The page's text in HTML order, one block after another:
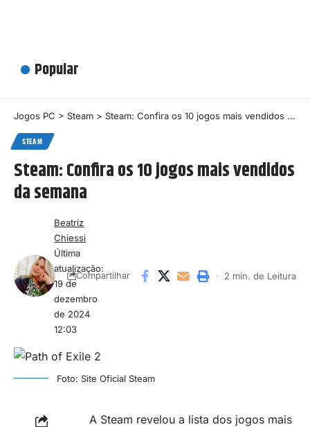
Popular
Jogos PC > Steam > Steam: Confira os 10 jogos mais vendidos da semana
STEAM
Steam: Confira os 10 jogos mais vendidos
da semana
Última
atualização:
19 de
dezembro
de 2024
12:03
Beatriz
Chiessi
Compartilhar 2 min. de Leitura
Foto: Site Oficial Steam
A Steam revelou a lista dos jogos mais